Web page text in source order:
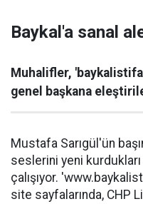
Baykal'a sanal
Muhalifler,
genel başkana
Mustafa Sarıgül'ün
seslerini yeni
çalışıyor.
site sayfalarında, CHP